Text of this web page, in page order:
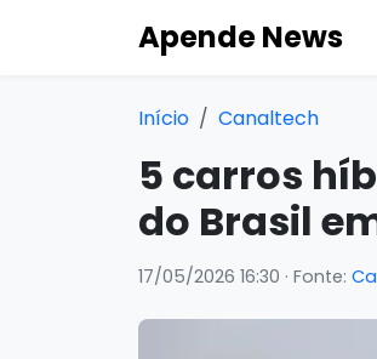
Apende News
Início Canaltech
5 carros
do Brasil
17/05/2026 16:30 · Fonte: